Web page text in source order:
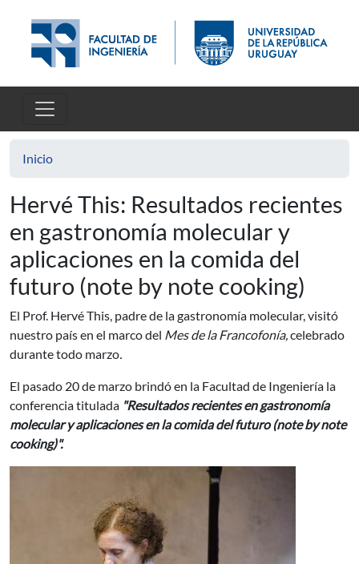
Inicio
Hervé This: Resultados recientes
en gastronomía molecular y
aplicaciones en la comida del
futuro (note by note cooking)
El Prof. Hervé This, padre de la gastronomía molecular, visitó
nuestro país en el marco del Mes de la Francofonía,celebrado
durante todo marzo.
El pasado 20 de marzo brindó en la Facultad de Ingeniería la
conferencia titulada "Resultados recientes en gastronomía
molecular y aplicaciones en la comida del futuro (note by note
cooking)".